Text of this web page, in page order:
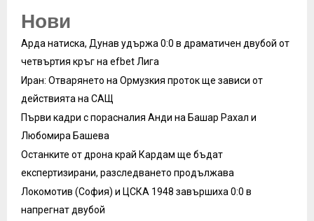
Нови
Арда натиска, Дунав удържа 0:0 в драматичен двубой от
четвъртия кръг на efbet Лига
Иран: Отварянето на Ормузкия проток ще зависи от
действията на САЩ
Първи кадри с порасналия Анди на Башар Рахал и
Любомира Башева
Останките от дрона край Кардам ще бъдат
експертизирани, разследването продължава
Локомотив (София) и ЦСКА 1948 завършиха 0:0 в
напрегнат двубой